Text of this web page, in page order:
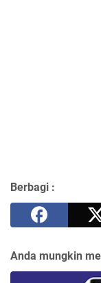
Berbagi :
Anda mungkin